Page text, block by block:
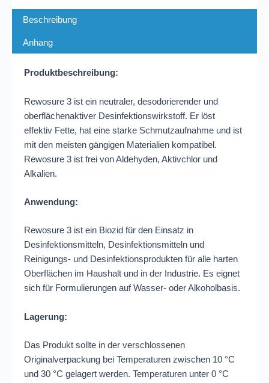
Beschreibung
Anhang
Produktbeschreibung:
Rewosure 3 ist ein neutraler, desodorierender und
oberflächenaktiver Desinfektionswirkstoff. Er löst
effektiv Fette, hat eine starke Schmutzaufnahme und ist
mit den meisten gängigen Materialien kompatibel.
Rewosure 3 ist frei von Aldehyden, Aktivchlor und
Alkalien.
Anwendung:
Rewosure 3 ist ein Biozid für den Einsatz in
Desinfektionsmitteln, Desinfektionsmitteln und
Reinigungs- und Desinfektionsprodukten für alle harten
Oberflächen im Haushalt und in der Industrie. Es eignet
sich für Formulierungen auf Wasser- oder Alkoholbasis.
Lagerung:
Das Produkt sollte in der verschlossenen
Originalverpackung bei Temperaturen zwischen 10 °C
und 30 °C gelagert werden. Temperaturen unter 0 °C